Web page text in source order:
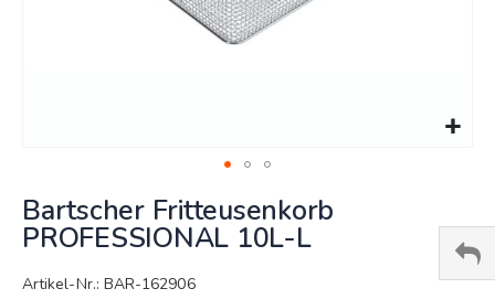
zum
Anfang
der
Bildergalerie
Bartscher Fritteusenkorb
PROFESSIONAL 10L-L
Artikel-Nr.: BAR-162906